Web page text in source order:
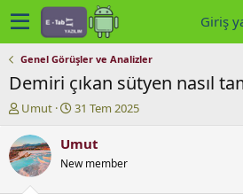
Giriş
Genel Görüşler ve Analizler
Demiri çıkan sütyen nasıl
K
n
u
y
Umut
B
ş
a
31 Tem 2025
Umut
New member